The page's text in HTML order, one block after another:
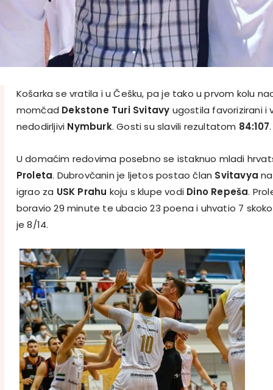
Košarka se vratila i u Češku, pa je tako u prvom kolu
momčad Dekstone Turi Svitavy ugostila favorizirani i
nedodirljivi Nymburk. Gosti su slavili rezultatom 84:107.
U domaćim redovima posebno se istaknuo mladi
Proleta. Dubrovčanin je ljetos postao član Svitavya
igrao za USK Prahu koju s klupe vodi Dino Repeša.
boravio 29 minute te ubacio 23 poena i uhvatio 7
je 8/14.